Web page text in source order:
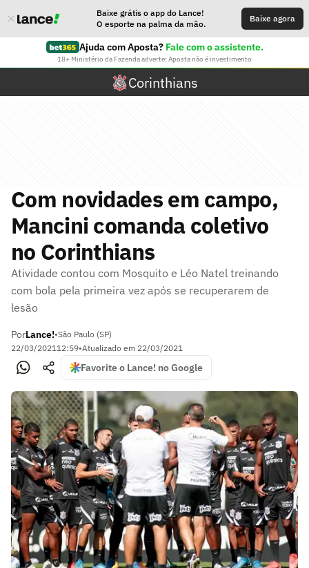
Baixe grátis o app do Lance!
O esporte na palma da mão.
Baixe agora
Ajuda com Aposta? Fale com o assistente.
18+ Ministério da Fazenda adverte: Aposta não é investimento
Corinthians
Com novidades em campo,
Mancini comanda coletivo
no Corinthians
Atividade contou com Mosquito e Léo Natel treinando
com bola pela primeira vez após se recuperarem de
lesão
PorLance!•São Paulo (SP)
22/03/202112:59•Atualizado em 22/03/2021
Favorite o Lance! no Google